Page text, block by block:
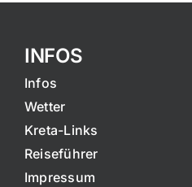
INFOS
Infos
Wetter
Kreta-Links
Reiseführer
Impressum